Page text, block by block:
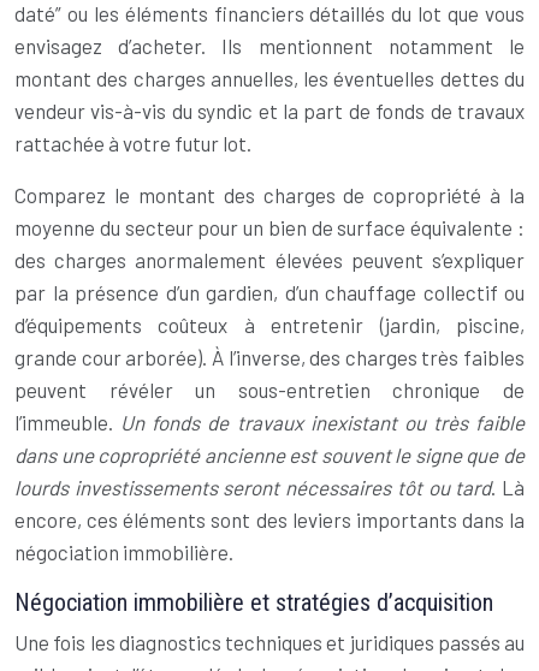
daté” ou les éléments financiers détaillés du lot que vous
envisagez d’acheter. Ils mentionnent notamment le
montant des charges annuelles, les éventuelles dettes du
vendeur vis-à-vis du syndic et la part de fonds de travaux
rattachée à votre futur lot.
Comparez le montant des charges de copropriété à la
moyenne du secteur pour un bien de surface équivalente :
des charges anormalement élevées peuvent s’expliquer
par la présence d’un gardien, d’un chauffage collectif ou
d’équipements coûteux à entretenir (jardin, piscine,
grande cour arborée). À l’inverse, des charges très faibles
peuvent révéler un sous-entretien chronique de
l’immeuble. Un fonds de travaux inexistant ou très faible
dans une copropriété ancienne est souvent le signe que de
lourds investissements seront nécessaires tôt ou tard. Là
encore, ces éléments sont des leviers importants dans la
négociation immobilière.
Négociation immobilière et stratégies d’acquisition
Une fois les diagnostics techniques et juridiques passés au